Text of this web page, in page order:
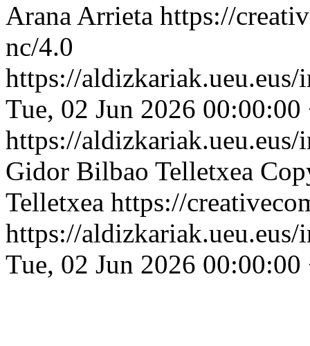
Arana Arrieta https://
nc/4.0
https://
Tue, 02 Jun 2026 00:00:00
https://
Gidor Bilbao Telletxea
Telletxea https://
https://
Tue, 02 Jun 2026 00:00:00